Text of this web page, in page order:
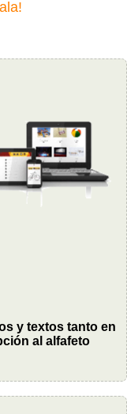
y textos tanto en
al alfafeto